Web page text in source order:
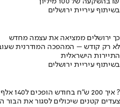
בשיתוף עיריית ירושלים
כך ירושלים ממציאה את עצמה מחדש
לא רק קודש – המהפכה המודרנית
התיירות הישראלית
בשיתוף עיריית ירושלים
איך 200 ש"ח בחודש הופכים ל140 אלף ?
צעדים קטנים שיכולים לסגור את הבור